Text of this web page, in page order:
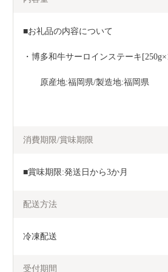
■お礼品の内容について
・博多和牛サーロインステーキ
原産地:福岡県/製造地:福岡県
消費期限/賞味期限
■賞味期限:発送日から3か月
配送方法
冷凍配送
受付期間